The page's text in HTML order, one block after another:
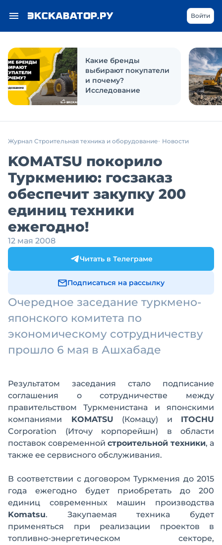
Войти
Какие бренды
выбирают покупатели
и почему?
Исследование
Журнал Строительная техника и оборудование Новости
KOMATSU покорило
Туркмению: госзаказ
обеспечит закупку 200
единиц техники
ежегодно!
12 мая 2008
Читать в Телеграме
Подписаться на рассылку
Очередное заседание туркмено-
японского комитета по
экономическому сотрудничеству
прошло 6 мая в Ашхабаде
Результатом заседания стало подписание
соглашения о сотрудничестве между
правительством Туркменистана и японскими
компаниями KOMATSU (Комацу) и ITOCHU
Corporation (Иточу корпорейшн) в области
поставок современной строительной техники, а
также ее сервисного обслуживания.
В соответствии с договором Туркмения до 2015
года ежегодно будет приобретать до 200
единиц современных машин производства
Komatsu. Закупаемая техника будет
применяться при реализации проектов в
топливно-энергетическом секторе,